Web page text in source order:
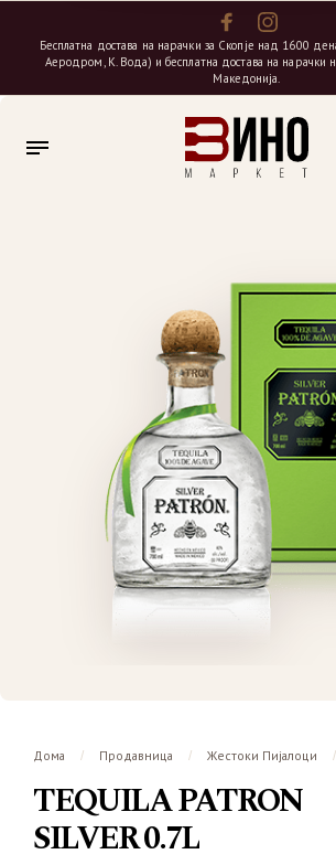
Бесплатна достава на нарачки за Скопје над 1600
Аеродром, К. Вода) и бесплатна достава на
Македонија.
Дома / Продавница / Жестоки Пијалоци /
TEQUILA PATRON
SILVER 0.7L